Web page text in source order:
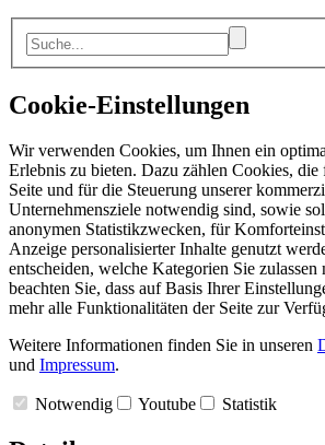
Cookie-Einstellungen
Wir verwenden Cookies, um Ihnen ein
Erlebnis zu bieten. Dazu zählen Cookies,
Seite und für die Steuerung unserer
Unternehmensziele notwendig sind, sowie
anonymen Statistikzwecken, für
Anzeige personalisierter Inhalte genutzt
entscheiden, welche Kategorien Sie zulassen
beachten Sie, dass auf Basis Ihrer
mehr alle Funktionalitäten der Seite zur
Weitere Informationen finden Sie in unseren
und Impressum.
Notwendig Youtube Statistik